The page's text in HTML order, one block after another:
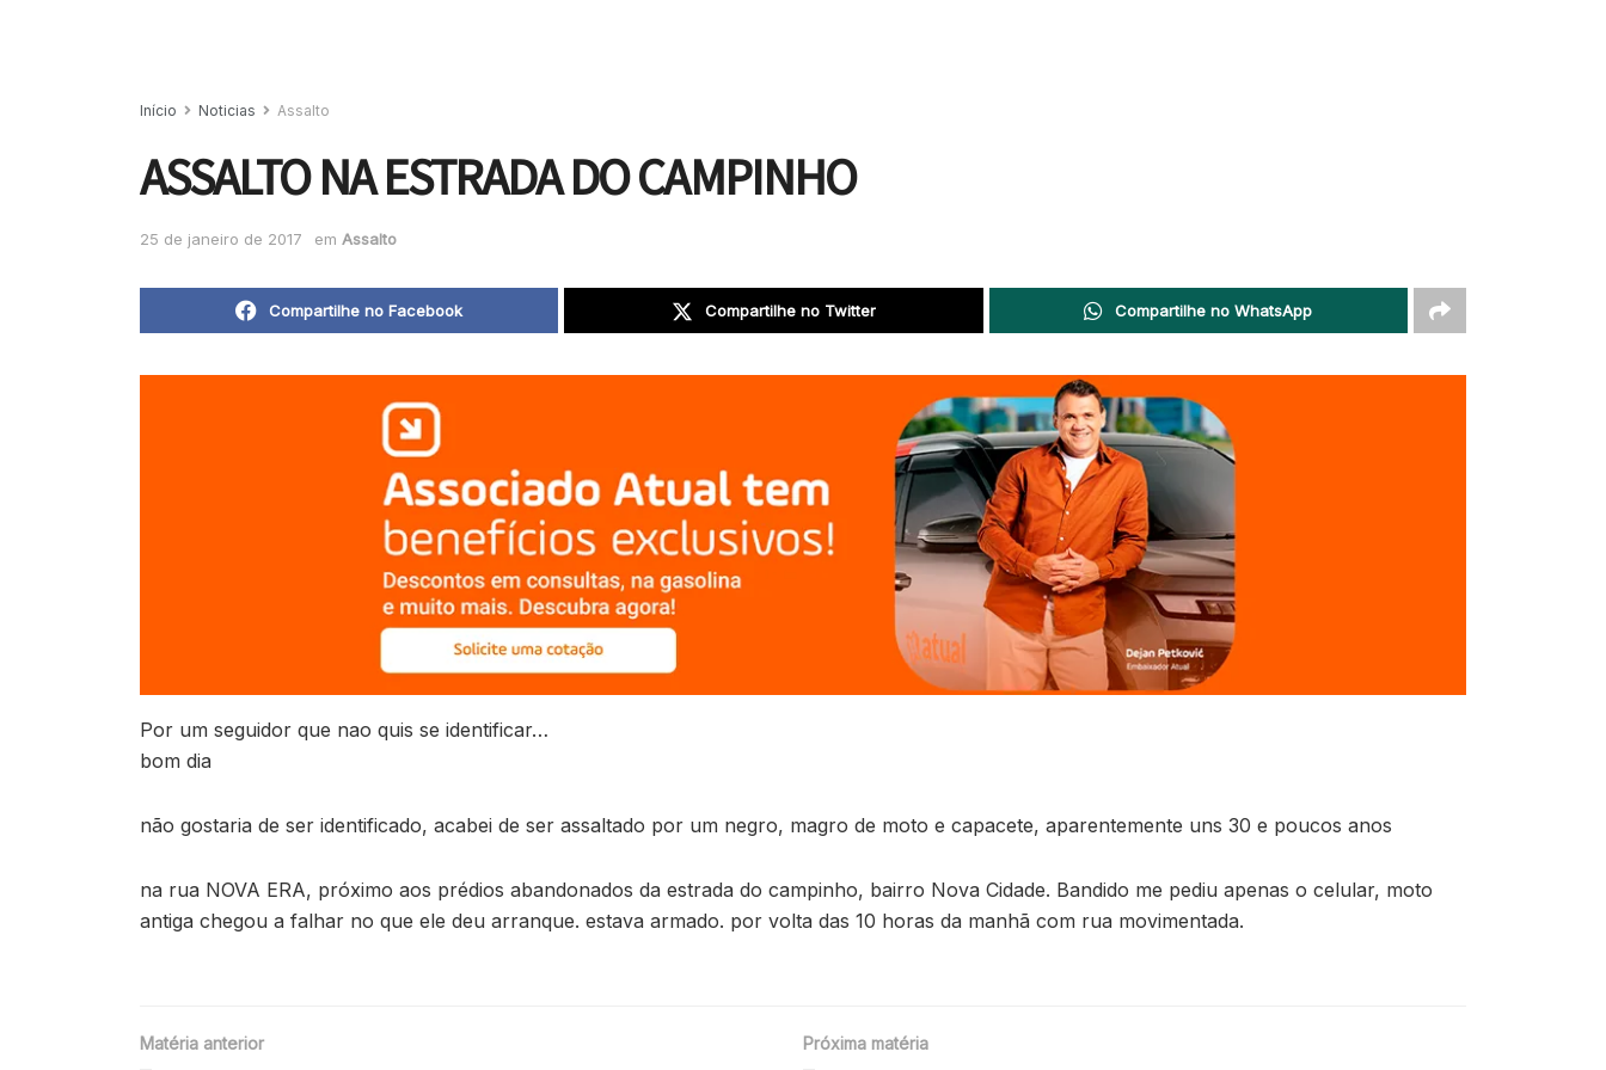
Início Noticias Assalto
ASSALTO NA ESTRADA DO CAMPINHO
25 de janeiro de 2017 em Assalto
Compartilhe no Facebook Compartilhe no Twitter Compartilhe no WhatsApp
Por um seguidor que nao quis se identificar…
bom dia
não gostaria de ser identificado, acabei de ser assaltado por um negro, magro de moto e capacete, aparentemente uns 30 e poucos anos
na rua NOVA ERA, próximo aos prédios abandonados da estrada do campinho, bairro Nova Cidade. Bandido me pediu apenas o celular, moto
antiga chegou a falhar no que ele deu arranque. estava armado. por volta das 10 horas da manhã com rua movimentada.
Matéria anterior Próxima matéria